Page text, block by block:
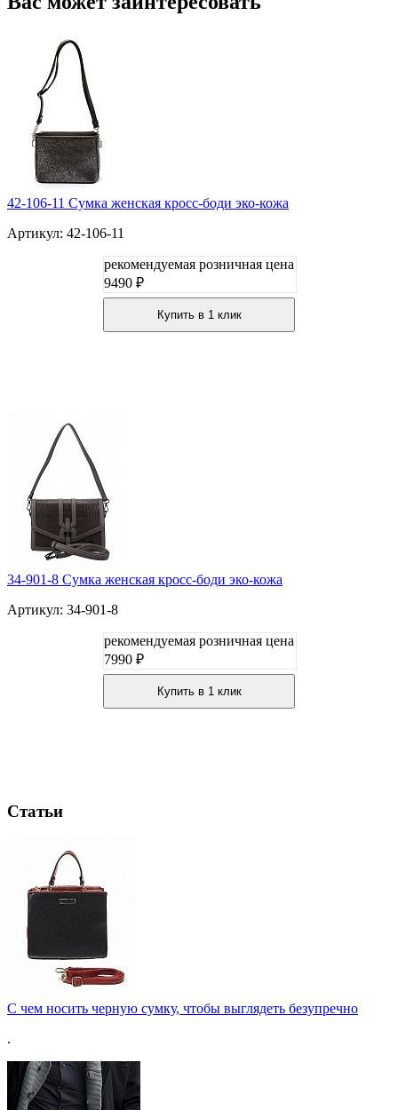
42-106-11 Сумка женская кросс-боди эко-кожа
Артикул: 42-106-11
рекомендуемая розничная цена
9490 ₽
Купить в 1 клик
34-901-8 Сумка женская кросс-боди эко-кожа
Артикул: 34-901-8
рекомендуемая розничная цена
7990 ₽
Купить в 1 клик
Статьи
С чем носить черную сумку, чтобы выглядеть безупречно
.